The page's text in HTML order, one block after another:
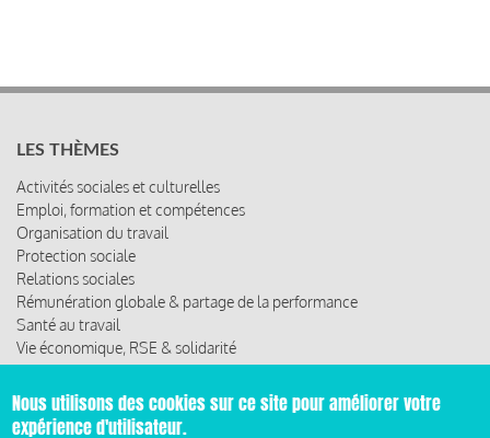
LES THÈMES
Activités sociales et culturelles
Emploi, formation et compétences
Organisation du travail
Protection sociale
Relations sociales
Rémunération globale & partage de la performance
Santé au travail
Vie économique, RSE & solidarité
ACCÈS RAPIDE
Les abonnements
Nous utilisons des cookies sur ce site pour améliorer votre
expérience d'utilisateur.